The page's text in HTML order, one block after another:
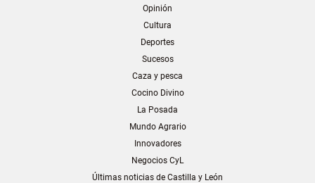
Opinión
Cultura
Deportes
Sucesos
Caza y pesca
Cocino Divino
La Posada
Mundo Agrario
Innovadores
Negocios CyL
Últimas noticias de Castilla y León